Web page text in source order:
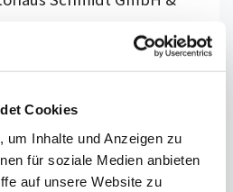
Cookies
um Inhalte und Anzeigen zu
für soziale Medien anbieten
auf unsere Website zu
*kombiniert: 5,9 l/100km
134 g/km (NEFZ), 134
-Klasse: D